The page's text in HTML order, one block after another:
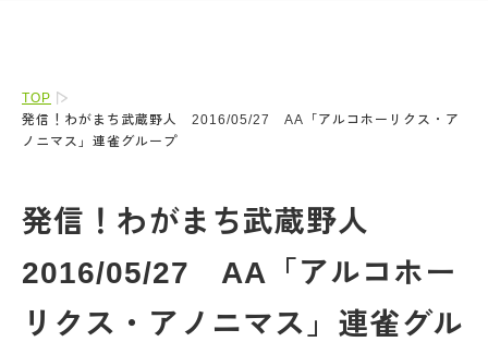
TOP
発信！わがまち武蔵野人 2016/05/27 AA「アルコホーリクス・ア
ノニマス」連雀グループ
発信！わがまち武蔵野人
2016/05/27 AA「アルコホー
リクス・アノニマス」連雀グル